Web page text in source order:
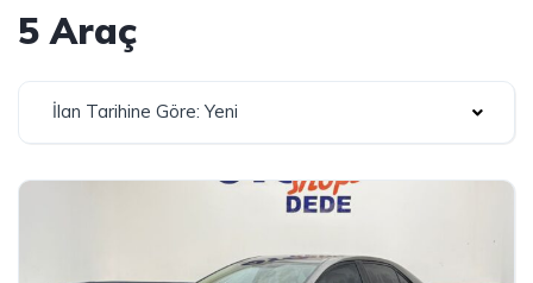
5 Araç
İlan Tarihine Göre: Yeni